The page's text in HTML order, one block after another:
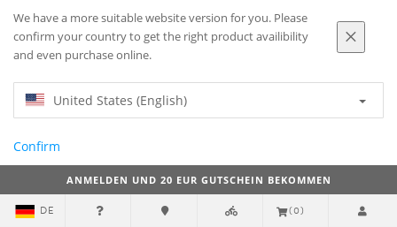
We have a more suitable website version for you. Please
confirm your country to get the right product availibility
and even purchase online.
United States (English)
Confirm
ANMELDEN UND 20 EUR GUTSCHEIN BEKOMMEN
DE (0)